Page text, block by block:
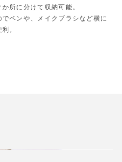
所に分けて収納可能。
ペンや、メイクブラシなど横に
。